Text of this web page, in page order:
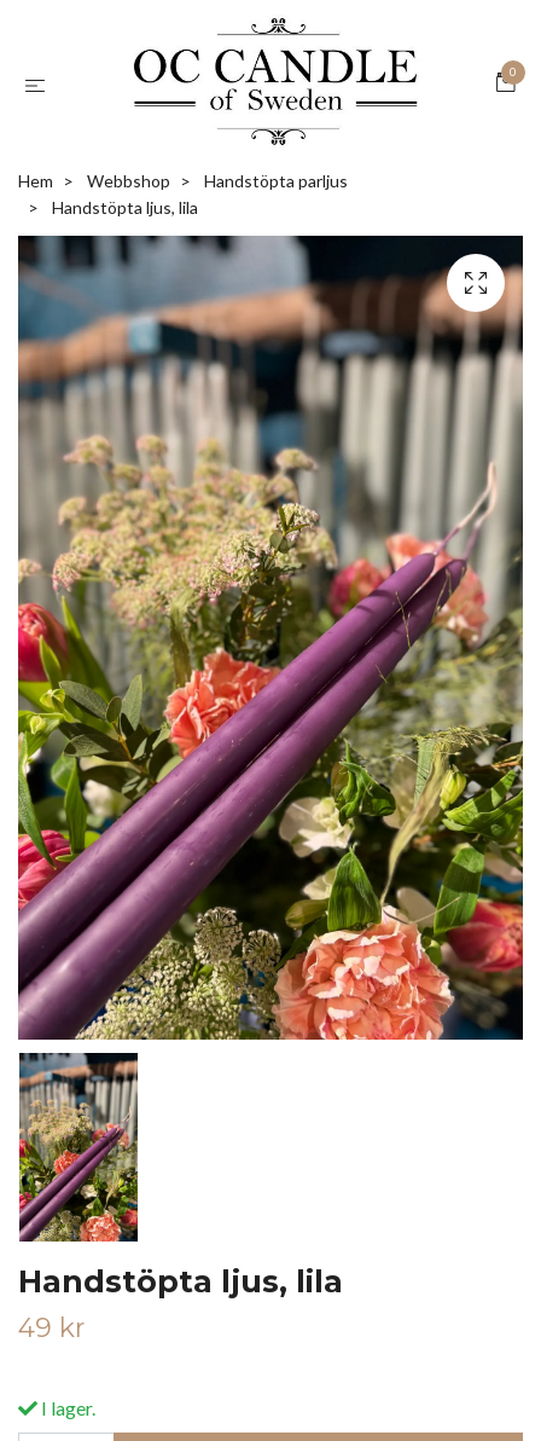
0
Hem Webbshop
Handstöpta parljus
Handstöpta ljus, lila
Handstöpta ljus, lila
49 kr
I lager.